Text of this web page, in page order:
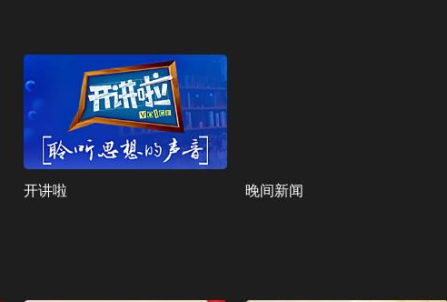
开讲啦 晚间新闻